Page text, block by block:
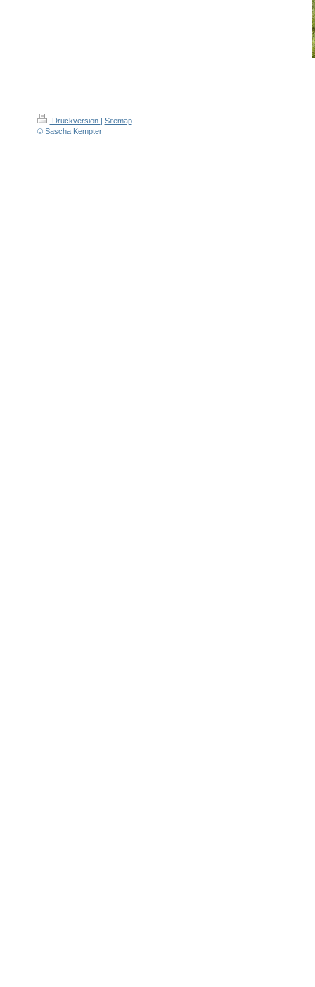
Druckversion | Sitemap
© Sascha Kempter